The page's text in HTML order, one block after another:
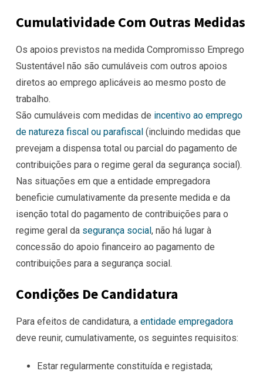
Cumulatividade Com Outras Medidas
Os apoios previstos na medida Compromisso Emprego
Sustentável não são cumuláveis com outros apoios
diretos ao emprego aplicáveis ao mesmo posto de
trabalho.
São cumuláveis com medidas de incentivo ao emprego
de natureza fiscal ou parafiscal (incluindo medidas que
prevejam a dispensa total ou parcial do pagamento de
contribuições para o regime geral da segurança social).
Nas situações em que a entidade empregadora
beneficie cumulativamente da presente medida e da
isenção total do pagamento de contribuições para o
regime geral da segurança social, não há lugar à
concessão do apoio financeiro ao pagamento de
contribuições para a segurança social.
Condições De Candidatura
Para efeitos de candidatura, a entidade empregadora
deve reunir, cumulativamente, os seguintes requisitos:
Estar regularmente constituída e registada;